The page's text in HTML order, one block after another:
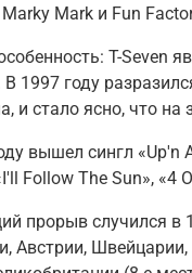
Marky Mark и Fun
T-Seven
В 1997 году
и стало ясно, что
вышел сингл «Up'n
Follow The Sun», «4
прорыв случился в
Австрии,